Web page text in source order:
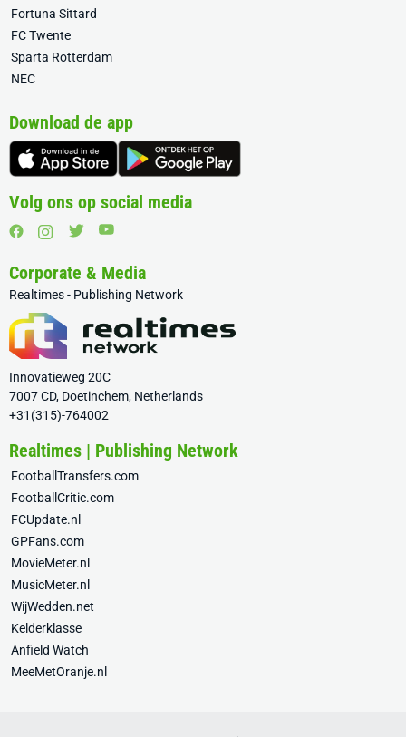
Fortuna Sittard
FC Twente
Sparta Rotterdam
NEC
Download de app
Volg ons op social media
Corporate & Media
Realtimes - Publishing Network
Innovatieweg 20C
7007 CD, Doetinchem, Netherlands
+31(315)-764002
Realtimes | Publishing Network
FootballTransfers.com
FootballCritic.com
FCUpdate.nl
GPFans.com
MovieMeter.nl
MusicMeter.nl
WijWedden.net
Kelderklasse
Anfield Watch
MeeMetOranje.nl